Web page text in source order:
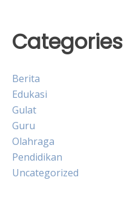
Categories
Berita
Edukasi
Gulat
Guru
Olahraga
Pendidikan
Uncategorized